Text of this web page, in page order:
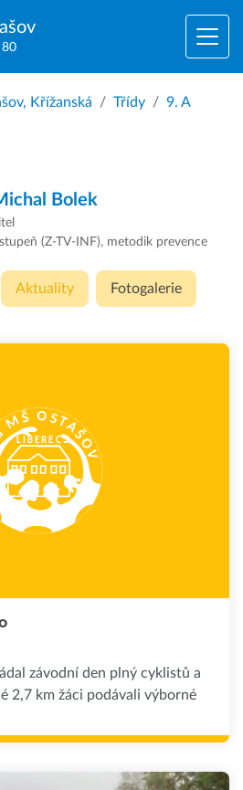
80
Křížanská Třídy
9. A
Bolek
(Z-TV-INF), metodik prevence
Aktuality Fotogalerie
závodní den plný cyklistů a
2,7 km žáci podávali výborné